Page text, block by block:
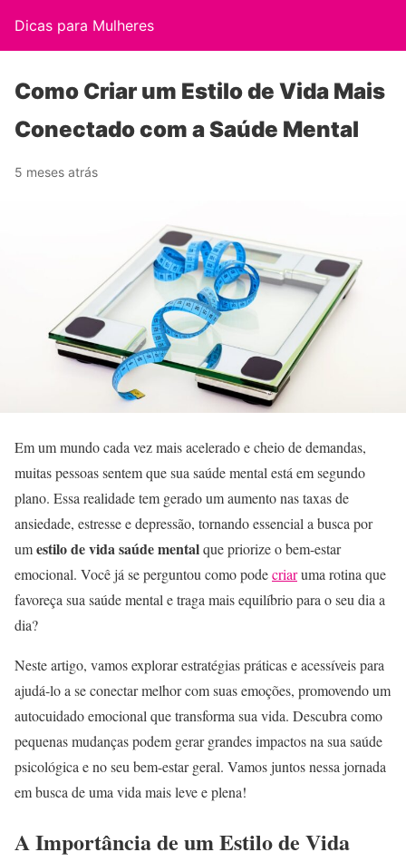
Dicas para Mulheres
Como Criar um Estilo de Vida Mais
Conectado com a Saúde Mental
5 meses atrás
Em um mundo cada vez mais acelerado e cheio de demandas,
muitas pessoas sentem que sua saúde mental está em segundo
plano. Essa realidade tem gerado um aumento nas taxas de
ansiedade, estresse e depressão, tornando essencial a busca por
umestilo de vida saúde mentalque priorize o bem-estar
emocional. Você já se perguntou como podecriaruma rotina que
favoreça sua saúde mental e traga mais equilíbrio para o seu dia a
dia?
Neste artigo, vamos explorar estratégias práticas e acessíveis para
ajudá-lo a se conectar melhor com suas emoções, promovendo um
autocuidado emocional que transforma sua vida. Descubra como
pequenas mudanças podem gerar grandes impactos na sua saúde
psicológica e no seu bem-estar geral. Vamos juntos nessa jornada
em busca de uma vida mais leve e plena!
A Importância de um Estilo de Vida